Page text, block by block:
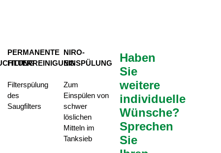
PERMANENTE
FILTERREINIGUNG
Filterspülung
des
Saugfilters
NIRO-
EINSPÜLUNG
Zum
Einspülen von
schwer
löslichen
Mitteln im
Tanksieb
Haben
Sie
weitere
individuelle
Wünsche?
Sprechen
Sie